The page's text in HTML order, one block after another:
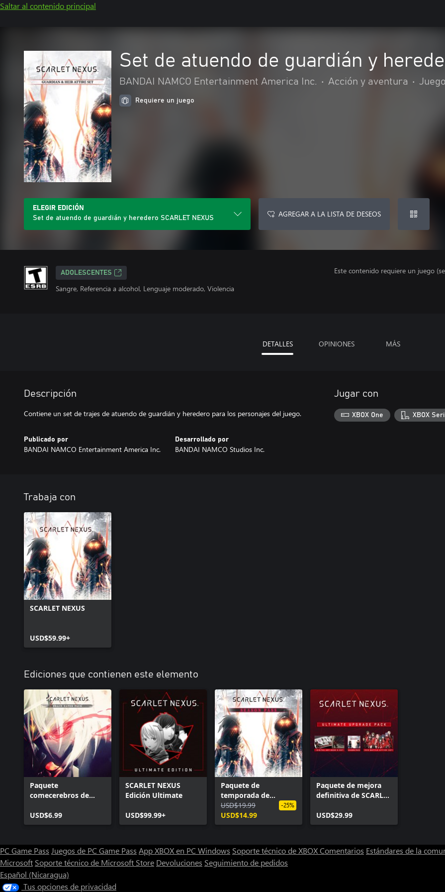
Saltar al contenido principal
Set de atuendo de guardián y
BANDAI NAMCO Entertainment America Inc. • Acción y aventura •
Requiere un juego
ELEGIR EDICIÓN
Set de atuendo de guardián y heredero SCARLET NEXUS
AGREGAR A LA LISTA DE DESEOS
ADOLESCENTES
Sangre, Referencia a alcohol, Lenguaje moderado, Violencia
Este contenido requiere un juego
DETALLES OPINIONES MÁS
Descripción
Contiene un set de trajes de atuendo de guardián y heredero para los personajes del juego.
Publicado por
BANDAI NAMCO Entertainment America Inc.
Desarrollado por
BANDAI NAMCO Studios Inc.
Jugar con
XBOX One XBOX
Trabaja con
SCARLET NEXUS
USD$59.99+
Ediciones que contienen este elemento
Paquete
comecerebros de
USD$6.99
SCARLET NEXUS
Edición Ultimate
USD$99.99+
Paquete de
temporada de
SCARLET NEXUS
USD$19.99
USD$14.99
-25%
Paquete de mejora
definitiva de SCARLET
USD$29.99
PC Game Pass Juegos de PC Game Pass App XBOX en PC Windows Soporte técnico de XBOXComentarios Estándares de la
Microsoft Soporte técnico de Microsoft Store Devoluciones Seguimiento de pedidos
Español (Nicaragua)
Tus opciones de privacidad